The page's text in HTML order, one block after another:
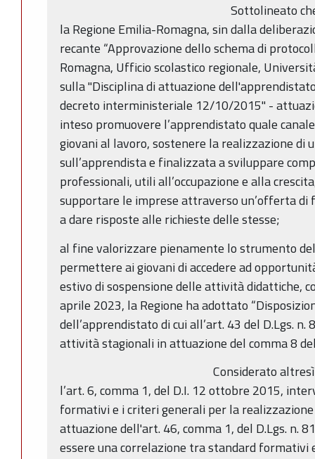
Sottolineato
la Regione Emilia-Romagna, sin dalla
recante “Approvazione dello schema di
Romagna, Ufficio scolastico regionale,
sulla "Disciplina di attuazione
decreto interministeriale 12/10/2015" -
inteso promuovere l’apprendistato quale
giovani al lavoro, sostenere la realizzazione
sull’apprendista e finalizzata a sviluppare
professionali, utili all’occupazione e alla
supportare le imprese attraverso un’offerta
a dare risposte alle richieste delle stesse;
al fine valorizzare pienamente lo strumento
permettere ai giovani di accedere ad
estivo di sospensione delle attività didattiche,
aprile 2023, la Regione ha adottato
dell’apprendistato di cui all’art. 43 del D.Lgs.
attività stagionali in attuazione del comma 8
Considerato
l’art. 6, comma 1, del D.I. 12 ottobre 2015,
formativi e i criteri generali per la
attuazione dell'art. 46, comma 1, del D.Lgs. n.
essere una correlazione tra standard formativi